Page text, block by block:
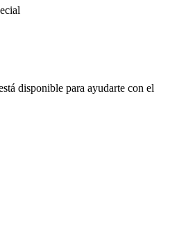
disponible para ayudarte con el